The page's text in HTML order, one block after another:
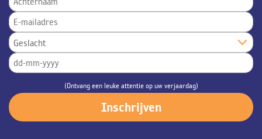
(Ontvang een leuke attentie op uw verjaardag)